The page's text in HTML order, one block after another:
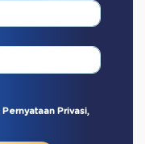
Pernyataan Privasi,